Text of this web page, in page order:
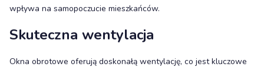
wpływa na samopoczucie mieszkańców.
Skuteczna wentylacja
Okna obrotowe oferują doskonałą wentylację, co jest kluczowe